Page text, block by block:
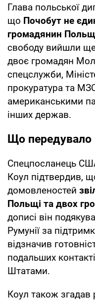
Глава польської
що Почобут не
громадянин
свободу вийшли
двоє громадян
спецслужби,
прокуратура та
американськими
інших держав.
Що передувало
Спецпосланець
Коул підтвердив,
домовленостей
Польщі та двох
дописі він
Румунії за
відзначив
подальших
Штатами.
Коул також згадав